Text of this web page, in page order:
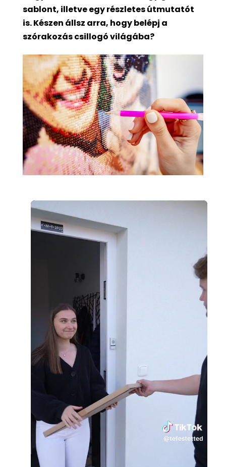
sablont, illetve egy részletes útmutatót
is. Készen állsz arra, hogy belépj a
szórakozás csillogó világába?